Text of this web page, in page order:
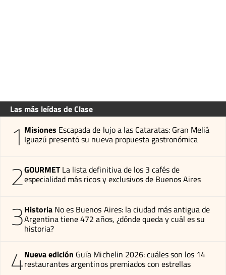
Las más leídas de Clase
1 Misiones Escapada de lujo a las Cataratas: Gran Meliá
Iguazú presentó su nueva propuesta gastronómica
2GOURMET La lista definitiva de los 3 cafés de
especialidad más ricos y exclusivos de Buenos Aires
3Historia No es Buenos Aires: la ciudad más antigua de
Argentina tiene 472 años, ¿dónde queda y cuál es su
historia?
4Nueva edición Guía Michelin 2026: cuáles son los 14
restaurantes argentinos premiados con estrellas